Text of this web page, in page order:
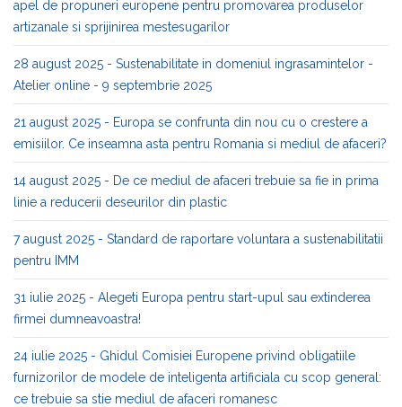
apel de propuneri europene pentru promovarea produselor
artizanale si sprijinirea mestesugarilor
28 august 2025 - Sustenabilitate in domeniul ingrasamintelor -
Atelier online - 9 septembrie 2025
21 august 2025 - Europa se confrunta din nou cu o crestere a
emisiilor. Ce inseamna asta pentru Romania si mediul de afaceri?
14 august 2025 - De ce mediul de afaceri trebuie sa fie in prima
linie a reducerii deseurilor din plastic
7 august 2025 - Standard de raportare voluntara a sustenabilitatii
pentru IMM
31 iulie 2025 - Alegeti Europa pentru start-upul sau extinderea
firmei dumneavoastra!
24 iulie 2025 - Ghidul Comisiei Europene privind obligatiile
furnizorilor de modele de inteligenta artificiala cu scop general:
ce trebuie sa stie mediul de afaceri romanesc